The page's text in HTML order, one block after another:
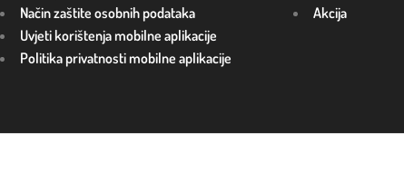
Način zaštite osobnih podataka
Uvjeti korištenja mobilne aplikacije
Politika privatnosti mobilne aplikacije
Akcija